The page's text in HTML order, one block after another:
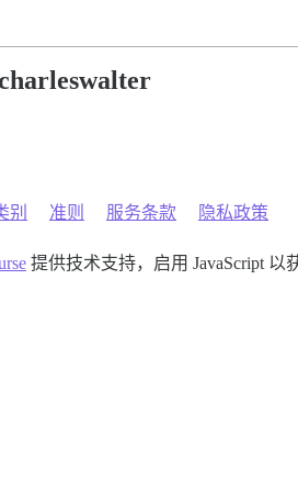
别 准则 服务条款 隐私政策
提供技术支持，启用 JavaScript 以